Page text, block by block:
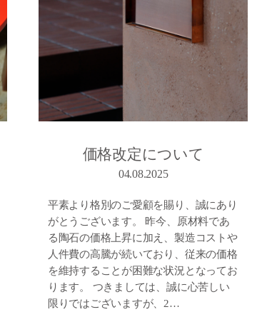
価格改定について
04.08.2025
平素より格別のご愛顧を賜り、誠にあり
がとうございます。 昨今、原材料であ
る陶石の価格上昇に加え、製造コストや
人件費の高騰が続いており、従来の価格
を維持することが困難な状況となってお
ります。 つきましては、誠に心苦しい
限りではございますが、2…